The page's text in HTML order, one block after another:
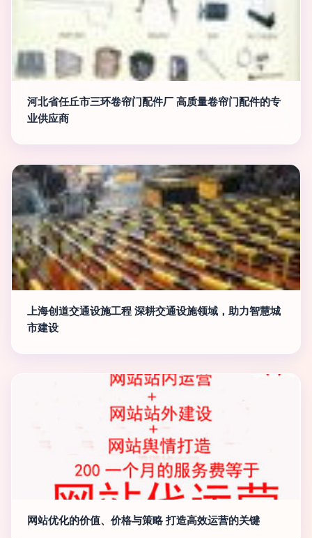
河北省任丘市三环卷帘门配件厂 高质量卷帘门配件的专
业供应商
上海创道交通设施工程 深耕交通设施领域，助力智慧城
市建设
网站优化的价值、价格与策略 打造高效运营的关键